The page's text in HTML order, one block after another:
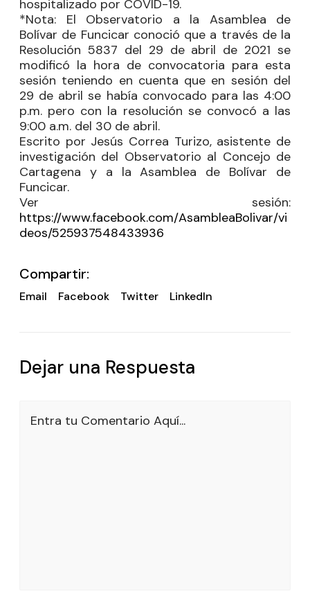
hospitalizado por COVID-19.
*Nota: El Observatorio a la Asamblea de
Bolívar de Funcicar conoció que a través de la
Resolución 5837 del 29 de abril de 2021 se
modificó la hora de convocatoria para esta
sesión teniendo en cuenta que en sesión del
29 de abril se había convocado para las 4:00
p.m. pero con la resolución se convocó a las
9:00 a.m. del 30 de abril.
Escrito por Jesús Correa Turizo, asistente de
investigación del Observatorio al Concejo de
Cartagena y a la Asamblea de Bolívar de
Funcicar.
Ver sesión:
https://www.facebook.com/AsambleaBolivar/vi
deos/525937548433936
Compartir:
Email Facebook Twitter LinkedIn
Dejar una Respuesta
Entra tu Comentario Aquí...